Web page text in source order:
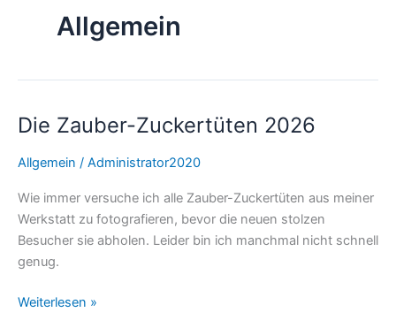
Allgemein
Die Zauber-Zuckertüten 2026
Allgemein / Administrator2020
Wie immer versuche ich alle Zauber-Zuckertüten aus meiner
Werkstatt zu fotografieren, bevor die neuen stolzen
Besucher sie abholen. Leider bin ich manchmal nicht schnell
genug.
Die
Zuckertüten
Weiterlesen »